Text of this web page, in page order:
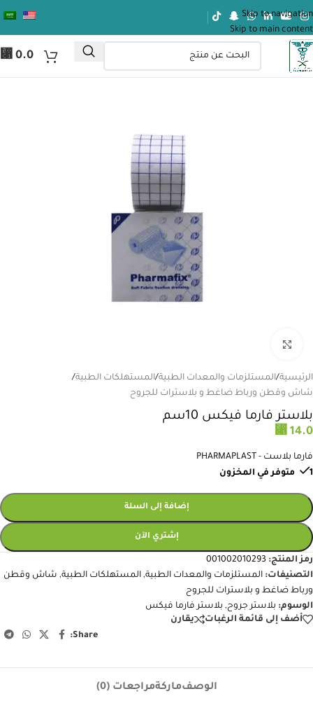
Skip to navigation
Skip to main content
⃁ 0.0
الرئيسية/المستلزمات والمعدات الطبية/المستهلكات الطبية/
شاش وقطن ورباط ضاغط و بلاسترات للجروح
بلاستر فارما فيكس 10سم
⃁ 14.0
فارما بلاست - PHARMAPLAST
1 متوفر في المخزون
إضافة إلى السلة
إشتري الآن
رمز المنتج: 001002010293
التصنيفات: المستلزمات والمعدات الطبية, المستهلكات الطبية, شاش وقطن
ورباط ضاغط و بلاسترات للجروح
الوسوم: بلاستر جروح, بلاستر فارما فيكس
أضف إلى قائمة الرغبات
يقارن
Share:
الوصفماركةمراجعات (0)